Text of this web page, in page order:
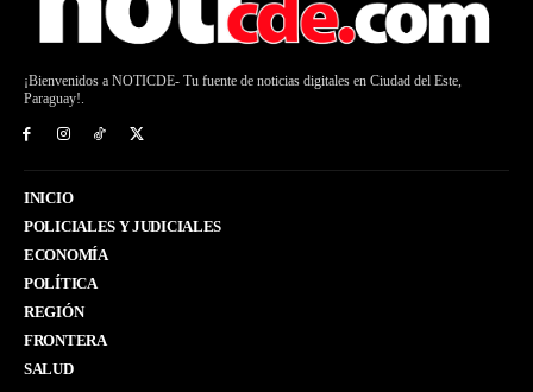
¡Bienvenidos a NOTICDE- Tu fuente de noticias digitales en Ciudad del Este,
Paraguay!.
INICIO
POLICIALES Y JUDICIALES
ECONOMÍA
POLÍTICA
REGIÓN
FRONTERA
SALUD